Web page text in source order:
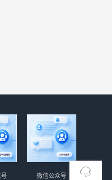
微信公众号